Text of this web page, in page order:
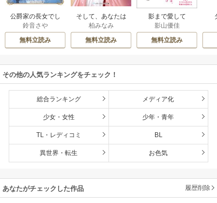
公爵家の長女でし
た
鈴音さや
無料立読み
そして、あなたは
私を捨てる
柏みなみ
無料立読み
影まで愛して
影山優佳
無料立読み
その他の人気ランキングをチェック！
総合ランキング メディア化
少女・女性 少年・青年
TL・レディコミ BL
異世界・転生 お色気
あなたがチェックした作品 履歴削除